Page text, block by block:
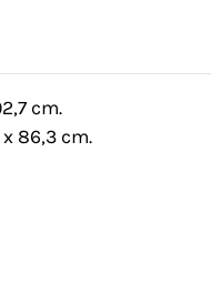
cm.
86,3 cm.